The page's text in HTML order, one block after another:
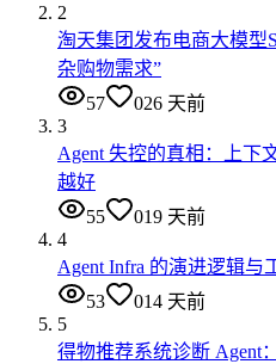
2
淘天集团发布电商大模型
杂购物需求”
57
026 天前
3
Agent 失控的真相：上下
越好
55
019 天前
4
Agent Infra 的演进逻辑与
53
014 天前
5
得物推荐系统诊断 Agent